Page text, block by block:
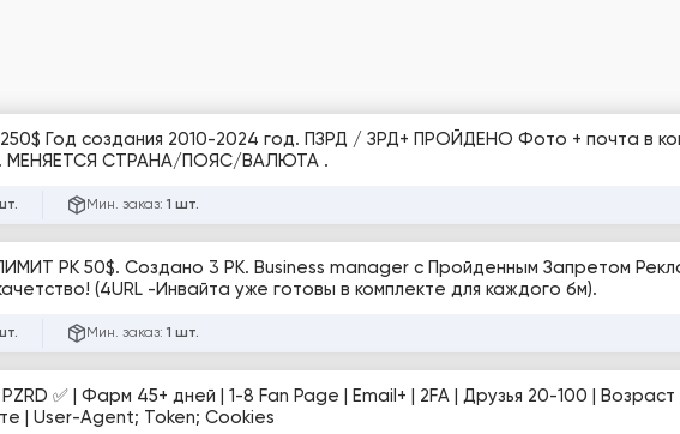
в комплекте +
МЕНЯЕТСЯ СТРАНА/ПОЯС/ВАЛЮТА .
Мин. заказ: 1 шт.
с Пройденным Запретом Рекламной
Деятельности. Высокое качетство! (4URL -Инвайта уже готовы в комплекте для каждого бм).
Мин. заказ: 1 шт.
PZRD ✅ | Фарм 45+ дней | 1-8 Fan Page | Email+ | 2FA | Друзья 20-100 |
| User-Agent; Token; Cookies